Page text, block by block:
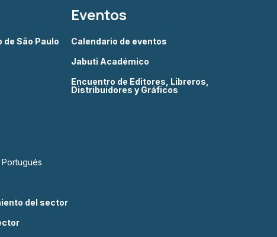
São Paulo
del sector
Eventos
Calendario de eventos
Jabuti Académico
Encuentro de Editores, Libreros,
Distribuidores y Gráficos